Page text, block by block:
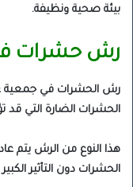
بيئة صحية ونظيفة.
رش حشرات
رش الحشرات في جمعية
الحشرات الضارة التي قد
هذا النوع من الرش يتم
الحشرات دون التأثير الكبير